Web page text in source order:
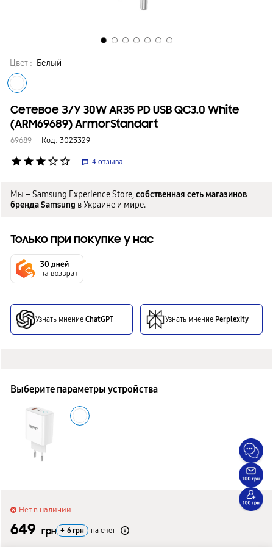
Цвет : Белый
Сетевое З/У 30W AR35 PD USB QC3.0 White
(ARM69689) ArmorStandart
69689 Код: 3023329
star star star star_border star_border 4 отзыва
Мы – Samsung Experience Store,собственная сеть магазинов
бренда Samsung в Украине и мире.
Только при покупке у нас
Узнать мнение ChatGPT Узнать мнение Perplexity
Выберите параметры устройства
Нет в наличии
649 грн + 6 грн на счет